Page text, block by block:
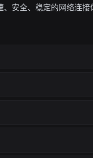
安全、稳定的网络连接